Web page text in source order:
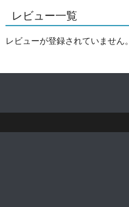
レビュー一覧
レビューが登録されていません。